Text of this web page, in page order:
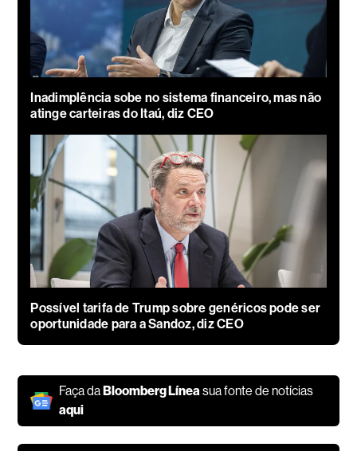
Inadimplência sobe no sistema financeiro, mas não
atinge carteiras do Itaú, diz CEO
Possível tarifa de Trump sobre genéricos pode ser
oportunidade para a Sandoz, diz CEO
Faça daBloomberg Líneasua fonte de notícias
aqui